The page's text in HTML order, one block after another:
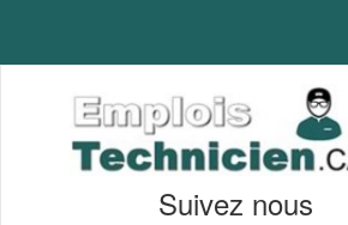
Suivez nous